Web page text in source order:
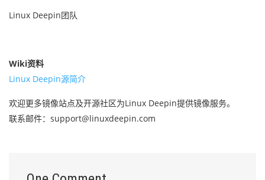
Linux Deepin团队
Wiki资料
Linux Deepin源简介
欢迎更多镜像站点及开源社区为Linux Deepin提供镜像服务。
联系邮件：support@linuxdeepin.com